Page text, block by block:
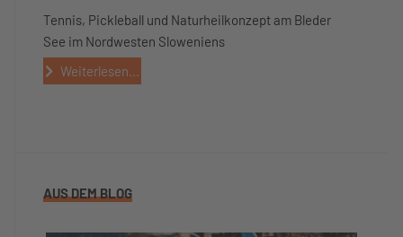
Tennis, Pickleball und Naturheilkonzept am Bleder
See im Nordwesten Sloweniens
Weiterlesen...
AUS DEM BLOG